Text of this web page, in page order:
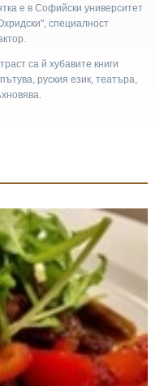
е в Софийски университет
специалност
са й хубавите книги
руския език, театъра,